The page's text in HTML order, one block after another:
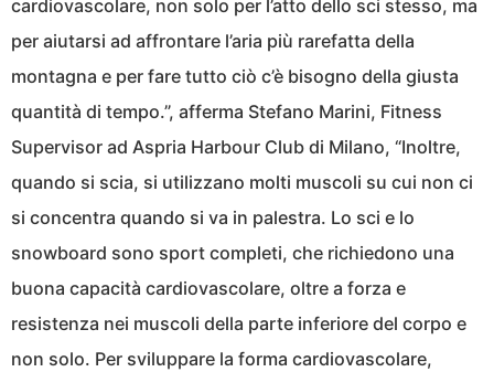
cardiovascolare, non solo per l’atto dello sci stesso, ma
per aiutarsi ad affrontare l’aria più rarefatta della
montagna e per fare tutto ciò c’è bisogno della giusta
quantità di tempo.”, afferma Stefano Marini, Fitness
Supervisor ad Aspria Harbour Club di Milano, “Inoltre,
quando si scia, si utilizzano molti muscoli su cui non ci
si concentra quando si va in palestra. Lo sci e lo
snowboard sono sport completi, che richiedono una
buona capacità cardiovascolare, oltre a forza e
resistenza nei muscoli della parte inferiore del corpo e
non solo. Per sviluppare la forma cardiovascolare,